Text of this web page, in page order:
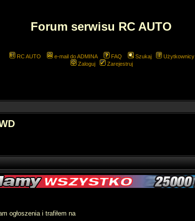
Forum serwisu RC AUTO
RC AUTO e-mail do ADMINA FAQ Szukaj
Użytkownicy
Zaloguj
Zarejestruj
ogłoszenia i trafiłem na